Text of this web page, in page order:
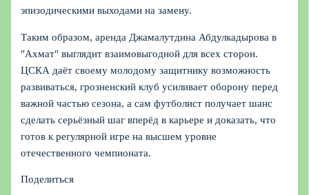
эпизодическими выходами на замену.
Таким образом, аренда Джамалутдина Абдулкадырова в
"Ахмат" выглядит взаимовыгодной для всех сторон.
ЦСКА даёт своему молодому защитнику возможность
развиваться, грозненский клуб усиливает оборону перед
важной частью сезона, а сам футболист получает шанс
сделать серьёзный шаг вперёд в карьере и доказать, что
готов к регулярной игре на высшем уровне
отечественного чемпионата.
Поделиться